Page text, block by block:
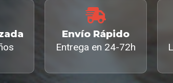
Envío Rápido
Entrega en 24-72h